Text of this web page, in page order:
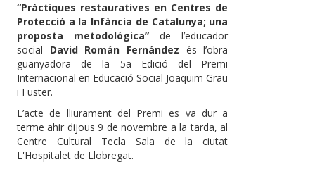
“Pràctiques restauratives en Centres de
Protecció a la Infància de Catalunya; una
proposta metodológica” de l’educador
social David Román Fernández és l’obra
guanyadora de la 5a Edició del Premi
Internacional en Educació Social Joaquim Grau
i Fuster.
L’acte de lliurament del Premi es va dur a
terme ahir dijous 9 de novembre a la tarda, al
Centre Cultural Tecla Sala de la ciutat
L'Hospitalet de Llobregat.